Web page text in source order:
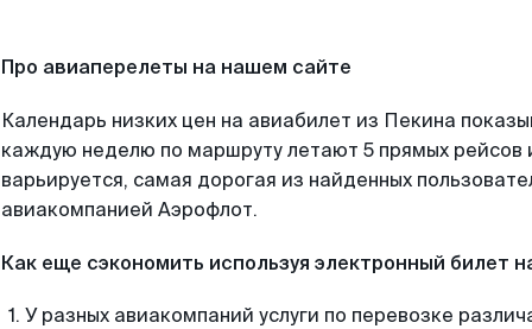
Про авиаперелеты на нашем сайте
Календарь низких цен на авиабилет из Пекина
каждую неделю по маршруту летают 5 прямых рейсов
варьируется, самая дорогая из найденных
авиакомпанией Аэрофлот.
Как еще сэкономить используя электронный билет
У разных авиакомпаний услуги по перевозке